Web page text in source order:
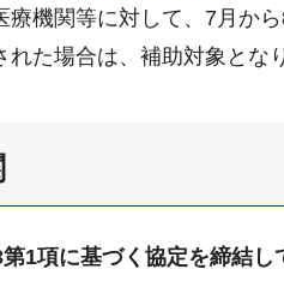
療機関等に対して、7月か
た場合は、補助対象とな
1項に基づく協定を締結